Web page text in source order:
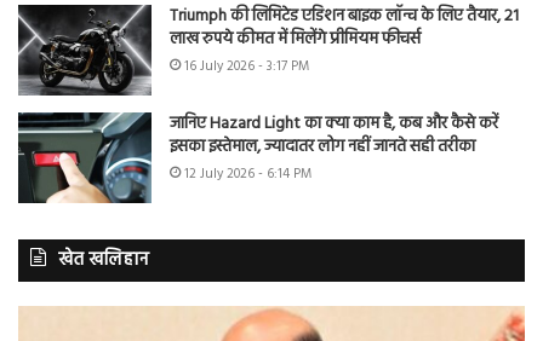
Triumph की लिमिटेड एडिशन बाइक लॉन्च के लिए तैयार, 21
लाख रुपये कीमत में मिलेंगे प्रीमियम फीचर्स
16 July 2026 - 3:17 PM
जानिए Hazard Light का क्या काम है, कब और कैसे करें
इसका इस्तेमाल, ज्यादातर लोग नहीं जानते सही तरीका
12 July 2026 - 6:14 PM
खेत खलिहान